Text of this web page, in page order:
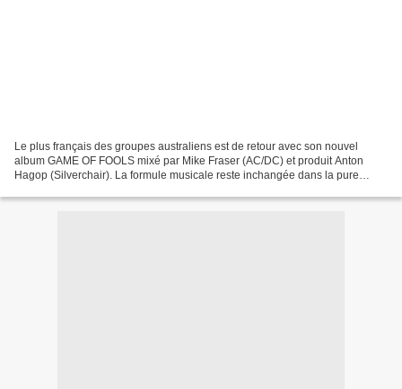
Le plus français des groupes australiens est de retour avec son nouvel
album GAME OF FOOLS mixé par Mike Fraser (AC/DC) et produit Anton
Hagop (Silverchair). La formule musicale reste inchangée dans la pure